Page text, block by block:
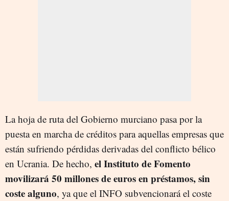
La hoja de ruta del Gobierno murciano pasa por la
puesta en marcha de créditos para aquellas empresas que
están sufriendo pérdidas derivadas del conflicto bélico
en Ucrania. De hecho, el Instituto de Fomento
movilizará 50 millones de euros enpréstamos, sin
coste alguno, ya que el INFO subvencionará el coste